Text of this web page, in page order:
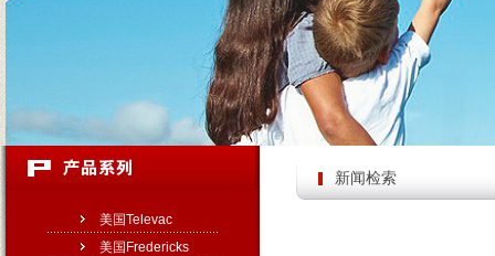
美国Televac
美国Fredericks
新闻检索